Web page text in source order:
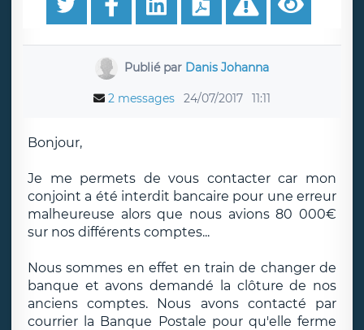
Publié par Danis Johanna
2 messages 24/07/2017 11:11
Bonjour,
Je me permets de vous contacter car mon
conjoint a été interdit bancaire pour une erreur
malheureuse alors que nous avions 80 000€
sur nos différents comptes...
Nous sommes en effet en train de changer de
banque et avons demandé la clôture de nos
anciens comptes. Nous avons contacté par
courrier la Banque Postale pour qu'elle ferme